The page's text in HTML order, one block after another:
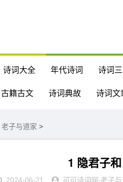
诗词大全 年代诗词 诗词
古籍古文 诗词典故 诗词文
老子与道家 >
1 隐君子
2024-06-21 可可诗词网-老子